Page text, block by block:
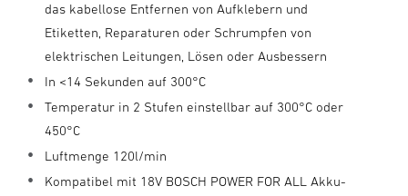
das kabellose Entfernen von Aufklebern und
Etiketten, Reparaturen oder Schrumpfen von
elektrischen Leitungen, Lösen oder Ausbessern
In <14 Sekunden auf 300°C
Temperatur in 2 Stufen einstellbar auf 300°C oder
450°C
Luftmenge 120l/min
Kompatibel mit 18V BOSCH POWER FOR ALL Akku-